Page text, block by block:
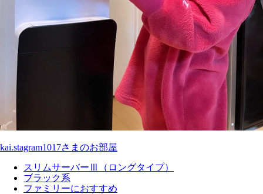
kai.stagram1017さまのお部屋
スリムサーバーⅢ（ロングタイプ）
ブラック系
ファミリーにおすすめ